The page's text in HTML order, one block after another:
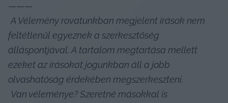
———
A Vélemény rovatunkban megjelent írások nem
feltétlenül egyeznek a szerkesztőség
álláspontjával. A tartalom megtartása mellett
ezeket az írásokat jogunkban áll a jobb
olvashatóság érdekében megszerkeszteni.
Van véleménye? Szeretné másokkal is